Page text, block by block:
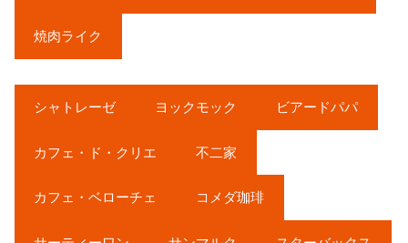
焼肉ライク
シャトレーゼ ヨックモック ビアードパパ
カフェ・ド・クリエ 不二家
カフェ・ベローチェ コメダ珈琲